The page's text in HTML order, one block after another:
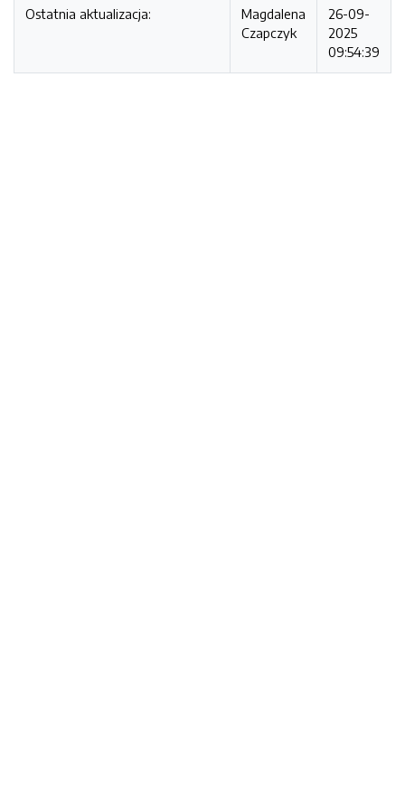
Ostatnia aktualizacja:
Magdalena
Czapczyk
26-09-
2025
09:54:39